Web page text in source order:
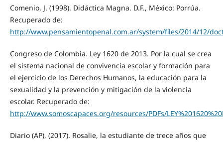
Comenio, J. (1998). Didáctica Magna. D.F., México: Porrúa.
Recuperado de:
http://www.pensamientopenal.com.ar/system/files/2014/12/
Congreso de Colombia. Ley 1620 de 2013. Por la cual se crea
el sistema nacional de convivencia escolar y formación para
el ejercicio de los Derechos Humanos, la educación para la
sexualidad y la prevención y mitigación de la violencia
escolar. Recuperado de:
http://www.somoscapaces.org/resources/PDFs/
Diario (AP), (2017). Rosalie, la estudiante de trece años que